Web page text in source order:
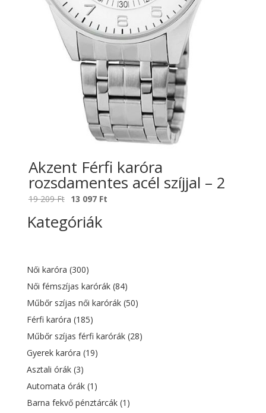
Akzent Férfi karóra
rozsdamentes acél szíjjal – 2
19 209Ft Original
was:
13 097 Ft
Kategóriák
Női karóra (300)
Női fémszíjas karórák (84)
Műbőr szíjas női karórák (50)
Férfi karóra (185)
Műbőr szíjas férfi karórák (28)
Gyerek karóra (19)
Asztali órák (3)
Automata órák (1)
Barna fekvő pénztárcák (1)